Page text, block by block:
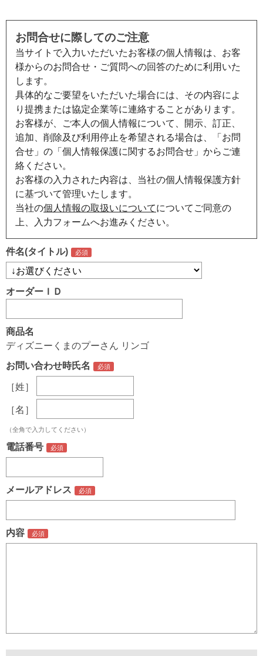
お問合せに際してのご注意
当サイトで入力いただいたお客様の個人情報は、お客
様からのお問合せ・ご質問への回答のために利用いた
します。
具体的なご要望をいただいた場合には、その内容によ
り提携または協定企業等に連絡することがあります。
お客様が、ご本人の個人情報について、開示、訂正、
追加、削除及び利用停止を希望される場合は、「お問
合せ」の「個人情報保護に関するお問合せ」からご連
絡ください。
お客様の入力された内容は、当社の個人情報保護方針
に基づいて管理いたします。
当社の個人情報の取扱いについてについてご同意の
上、入力フォームへお進みください。
件名(タイトル)
オーダーＩＤ
商品名
ディズニーくまのプーさん リンゴ
お問い合わせ時氏名
［姓］
［名］
（全角で入力してください）
電話番号
メールアドレス
内容